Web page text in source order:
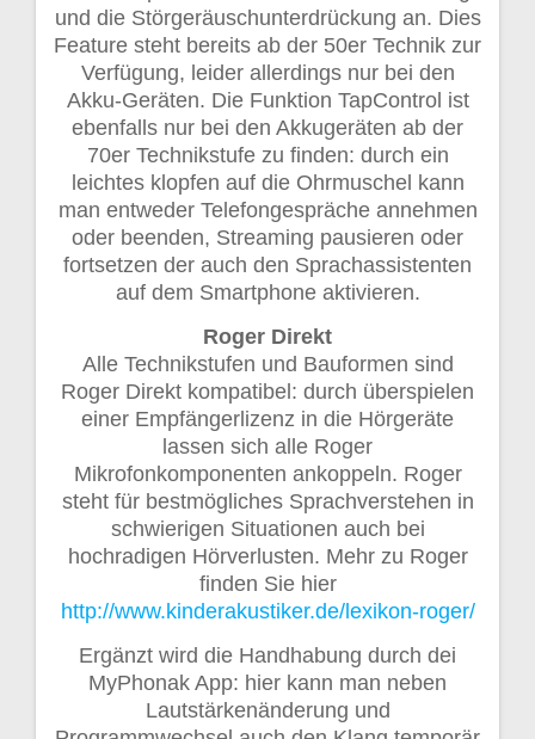
und die Störgeräuschunterdrückung an. Dies
Feature steht bereits ab der 50er Technik zur
Verfügung, leider allerdings nur bei den
Akku-Geräten. Die Funktion TapControl ist
ebenfalls nur bei den Akkugeräten ab der
70er Technikstufe zu finden: durch ein
leichtes klopfen auf die Ohrmuschel kann
man entweder Telefongespräche annehmen
oder beenden, Streaming pausieren oder
fortsetzen der auch den Sprachassistenten
auf dem Smartphone aktivieren.
Roger Direkt
Alle Technikstufen und Bauformen sind
Roger Direkt kompatibel: durch überspielen
einer Empfängerlizenz in die Hörgeräte
lassen sich alle Roger
Mikrofonkomponenten ankoppeln. Roger
steht für bestmögliches Sprachverstehen in
schwierigen Situationen auch bei
hochradigen Hörverlusten. Mehr zu Roger
finden Sie hier
http://www.kinderakustiker.de/lexikon-roger/
Ergänzt wird die Handhabung durch dei
MyPhonak App: hier kann man neben
Lautstärkenänderung und